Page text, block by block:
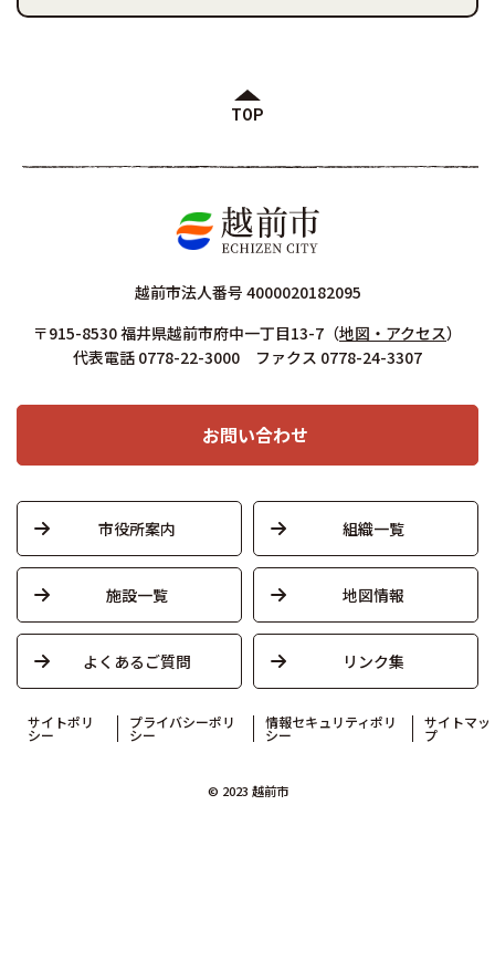
TOP
越前市法人番号 4000020182095
〒915-8530 福井県越前市府中一丁目13-7 （地図・アクセス）
代表電話 0778-22-3000 ファクス 0778-24-3307
お問い合わせ
市役所案内 組織一覧
施設一覧 地図情報
よくあるご質問 リンク集
サイトポリ
シー
プライバシーポリ
シー
情報セキュリティポリ
シー
サイトマッ
プ
© 2023 越前市